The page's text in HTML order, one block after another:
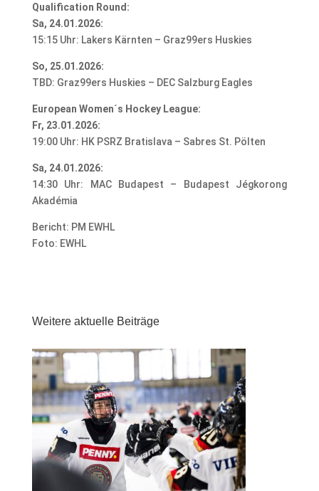
Qualification Round:
Sa, 24.01.2026:
15:15 Uhr: Lakers Kärnten – Graz99ers Huskies
So, 25.01.2026:
TBD: Graz99ers Huskies – DEC Salzburg Eagles
European Women´s Hockey League:
Fr, 23.01.2026:
19:00 Uhr: HK PSRZ Bratislava – Sabres St. Pölten
Sa, 24.01.2026:
14:30 Uhr: MAC Budapest – Budapest Jégkorong
Akadémia
Bericht: PM EWHL
Foto: EWHL
Weitere aktuelle Beiträge